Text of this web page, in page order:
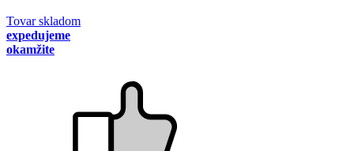
Tovar skladom
expedujeme
okamžite